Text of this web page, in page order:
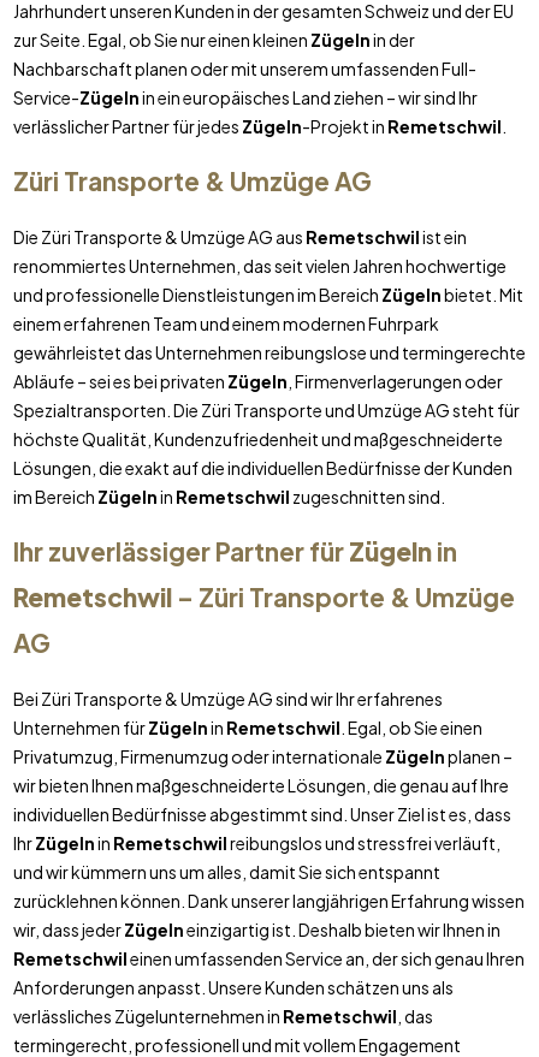
Jahrhundert unseren Kunden in der gesamten Schweiz und der EU
zur Seite. Egal, ob Sie nur einen kleinen Zügelnin der
Nachbarschaft planen oder mit unserem umfassenden Full-
Service-Zügelnin ein europäisches Land ziehen – wir sind Ihr
verlässlicher Partner für jedes Zügeln-Projekt in Remetschwil
Züri Transporte & Umzüge AG
Die Züri Transporte & Umzüge AG aus Remetschwilist ein
renommiertes Unternehmen, das seit vielen Jahren hochwertige
und professionelle Dienstleistungen im Bereich Zügelnbietet. Mit
einem erfahrenen Team und einem modernen Fuhrpark
gewährleistet das Unternehmen reibungslose und termingerechte
Abläufe – sei es bei privaten Zügeln , Firmenverlagerungen oder
Spezialtransporten. Die Züri Transporte und Umzüge AG steht für
höchste Qualität, Kundenzufriedenheit und maßgeschneiderte
Lösungen, die exakt auf die individuellen Bedürfnisse der Kunden
im Bereich Zügelnin Remetschwil zugeschnitten sind.
Ihr zuverlässiger Partner fürZügelnin
Remetschwil– Züri Transporte & Umzüge
AG
Bei Züri Transporte & Umzüge AG sind wir Ihr erfahrenes
Unternehmen fürZügelnin Remetschwil . Egal, ob Sie einen
Privatumzug, Firmenumzug oder internationale Zügelnplanen –
wir bieten Ihnen maßgeschneiderte Lösungen, die genau auf Ihre
individuellen Bedürfnisse abgestimmt sind. Unser Ziel ist es, dass
IhrZügelnin Remetschwilreibungslos und stressfrei verläuft,
und wir kümmern uns um alles, damit Sie sich entspannt
zurücklehnen können. Dank unserer langjährigen Erfahrung wissen
wir, dass jederZügelneinzigartig ist. Deshalb bieten wir Ihnen in
Remetschwileinen umfassenden Service an, der sich genau Ihren
Anforderungen anpasst. Unsere Kunden schätzen uns als
verlässliches Zügelunternehmen in Remetschwil , das
termingerecht, professionell und mit vollem Engagement